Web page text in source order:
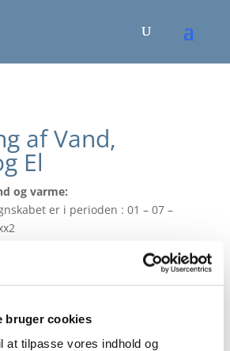
bruger cookies
at tilpasse vores indhold og
af Vand,
El
og varme:
er i perioden : 01 – 07 –
opsat nye fjernaflæste vand- og
Techem ikke længere behøver
din vand- og varme
du kontakte Formanden eller